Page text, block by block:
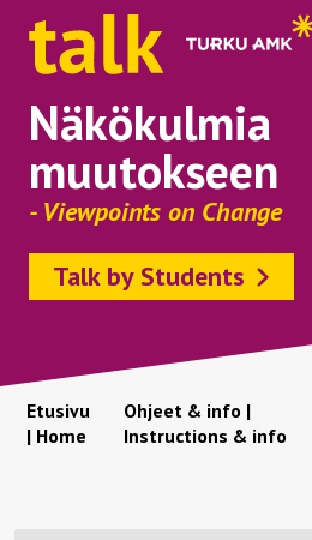
Näkökulmia
muutokseen
- Viewpoints on Change
Talk by Students
Etusivu
| Home
Ohjeet & info |
Instructions & info